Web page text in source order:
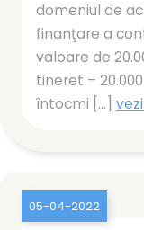
domeniul de
finanţare a
valoare de
tineret –
întocmi [...]
05-04-2022